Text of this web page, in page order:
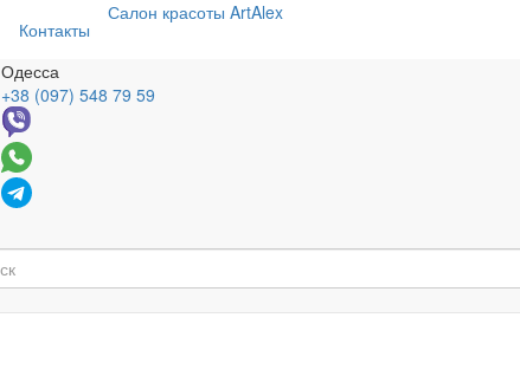
Контакты
Салон красоты ArtAlex
Одесса
+38 (097) 548 79 59